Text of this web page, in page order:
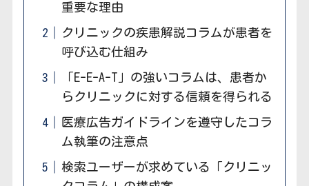
重要な理由
クリニックの疾患解説コラムが患者を
呼び込む仕組み
「E-E-A-T」の強いコラムは、患者か
らクリニックに対する信頼を得られる
医療広告ガイドラインを遵守したコラ
ム執筆の注意点
検索ユーザーが求めている「クリニッ